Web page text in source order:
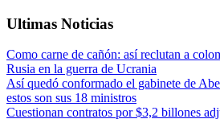
Ultimas Noticias
Como carne de cañón: así reclutan a
Rusia en la guerra de Ucrania
Así quedó conformado el gabinete de
estos son sus 18 ministros
Cuestionan contratos por $3,2 billones